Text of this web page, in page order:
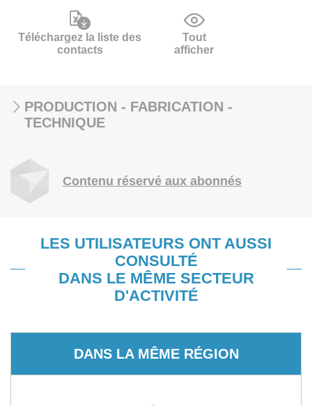
Téléchargez la liste des
contacts
Tout
afficher
PRODUCTION - FABRICATION -
TECHNIQUE
Contenu réservé aux abonnés
LES UTILISATEURS ONT AUSSI
CONSULTÉ
DANS LE MÊME SECTEUR
D'ACTIVITÉ
DANS LA MÊME RÉGION